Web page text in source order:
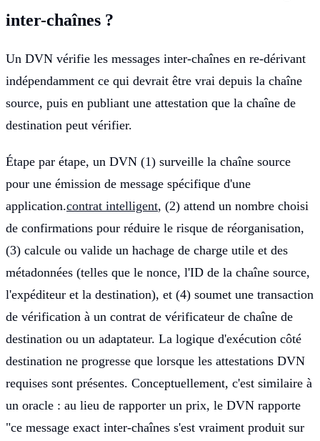
inter-chaînes ?
Un DVN vérifie les messages inter-chaînes en re-dérivant
indépendamment ce qui devrait être vrai depuis la chaîne
source, puis en publiant une attestation que la chaîne de
destination peut vérifier.
Étape par étape, un DVN (1) surveille la chaîne source
pour une émission de message spécifique d'une
application.contrat intelligent, (2) attend un nombre choisi
de confirmations pour réduire le risque de réorganisation,
(3) calcule ou valide un hachage de charge utile et des
métadonnées (telles que le nonce, l'ID de la chaîne source,
l'expéditeur et la destination), et (4) soumet une transaction
de vérification à un contrat de vérificateur de chaîne de
destination ou un adaptateur. La logique d'exécution côté
destination ne progresse que lorsque les attestations DVN
requises sont présentes. Conceptuellement, c'est similaire à
un oracle : au lieu de rapporter un prix, le DVN rapporte
"ce message exact inter-chaînes s'est vraiment produit sur